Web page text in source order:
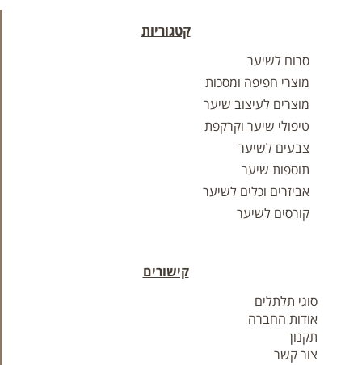
קטגוריות
סרום לשיער
מוצרי חפיפה ומסכות
מוצרים לעיצוב שיער
טיפולי שיער וקרקפת
צבעים לשיער
תוספות שיער
אביזרים וכלים לשיער
קורסים לשיער
קישורים
סוגי תלתלים
אודות החברה
תקנון
צור קשר